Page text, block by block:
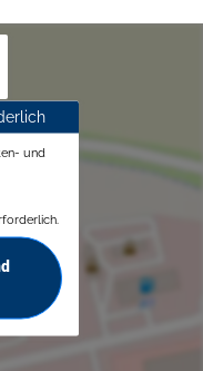
und